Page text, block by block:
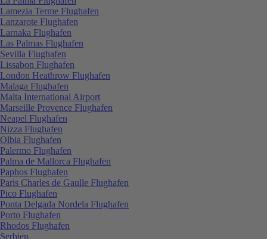
Lamezia Terme Flughafen
Lanzarote Flughafen
Larnaka Flughafen
Las Palmas Flughafen
Sevilla Flughafen
Lissabon Flughafen
London Heathrow Flughafen
Malaga Flughafen
Malta International Airport
Marseille Provence Flughafen
Neapel Flughafen
Nizza Flughafen
Olbia Flughafen
Palermo Flughafen
Palma de Mallorca Flughafen
Paphos Flughafen
Paris Charles de Gaulle Flughafen
Pico Flughafen
Ponta Delgada Nordela Flughafen
Porto Flughafen
Rhodos Flughafen
Serbien